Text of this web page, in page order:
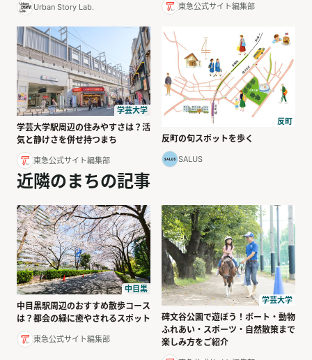
Urban Story Lab. 東急公式サイト編集部
学芸大学
学芸大学駅周辺の住みやすさは？活
気と静けさを併せ持つまち
東急公式サイト編集部
反町
反町の旬スポットを歩く
SALUS
近隣のまちの記事
中目黒
中目黒駅周辺のおすすめ散歩コース
は？都会の緑に癒やされるスポット
東急公式サイト編集部
学芸大学
碑文谷公園で遊ぼう！ボート・動物
ふれあい・スポーツ・自然散策まで
楽しみ方をご紹介